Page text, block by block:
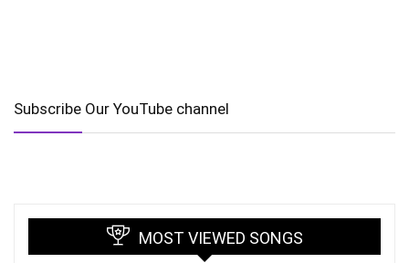
Subscribe Our YouTube channel
MOST VIEWED SONGS